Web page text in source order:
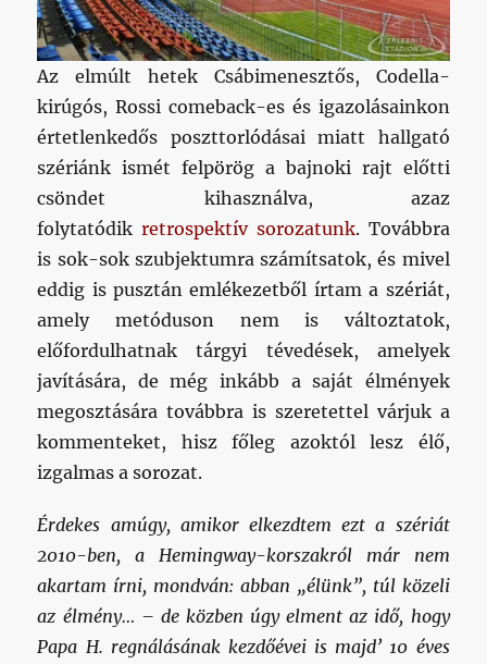
Az elmúlt hetek Csábimenesztős, Codella-
kirúgós, Rossi comeback-es és igazolásainkon
értetlenkedős poszttorlódásai miatt hallgató
szériánk ismét felpörög a bajnoki rajt előtti
csöndet kihasználva, azaz
folytatódikretrospektív sorozatunk. Továbbra
is sok-sok szubjektumra számítsatok, és mivel
eddig is pusztán emlékezetből írtam a szériát,
amely metóduson nem is változtatok,
előfordulhatnak tárgyi tévedések, amelyek
javítására, de még inkább a saját élmények
megosztására továbbra is szeretettel várjuk a
kommenteket, hisz főleg azoktól lesz élő,
izgalmas a sorozat.
Érdekes amúgy, amikor elkezdtem ezt a szériát
2010-ben, a Hemingway-korszakról már nem
akartam írni, mondván: abban „élünk”, túl közeli
az élmény… – de közben úgy elment az idő, hogy
Papa H. regnálásának kezdőévei is majd’ 10 éves